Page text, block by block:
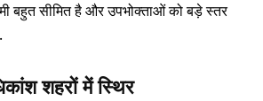
बहुत सीमित है और उपभोक्ताओं को बड़े स्तर
शहरों में स्थिर